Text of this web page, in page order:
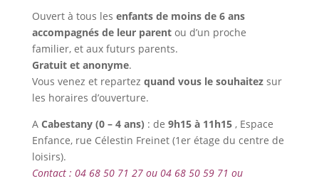
Ouvert à tous les enfants de moins de 6 ans
accompagnés de leur parentou d’un proche
familier, et aux futurs parents.
Gratuit et anonyme.
Vous venez et repartez quand vous le souhaitezsur
les horaires d’ouverture.
A Cabestany (0 – 4 ans) : de 9h15 à 11h15 , Espace
Enfance, rue Célestin Freinet (1er étage du centre de
loisirs).
Contact : 04 68 50 71 27 ou 04 68 50 59 71 ou